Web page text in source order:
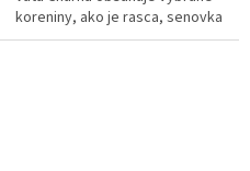
koreniny, ako je rasca, senovka
grécka, kurkuma, asafoetida